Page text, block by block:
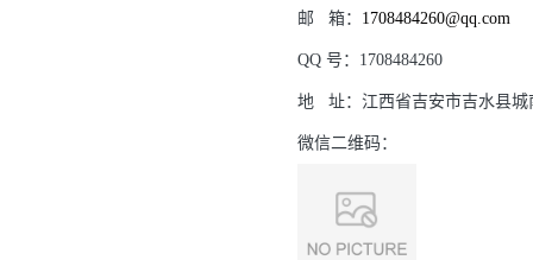
邮 箱： 1708484260@qq.com
QQ 号： 1708484260
地 址： 江西省吉安市吉水县城
微信二维码：